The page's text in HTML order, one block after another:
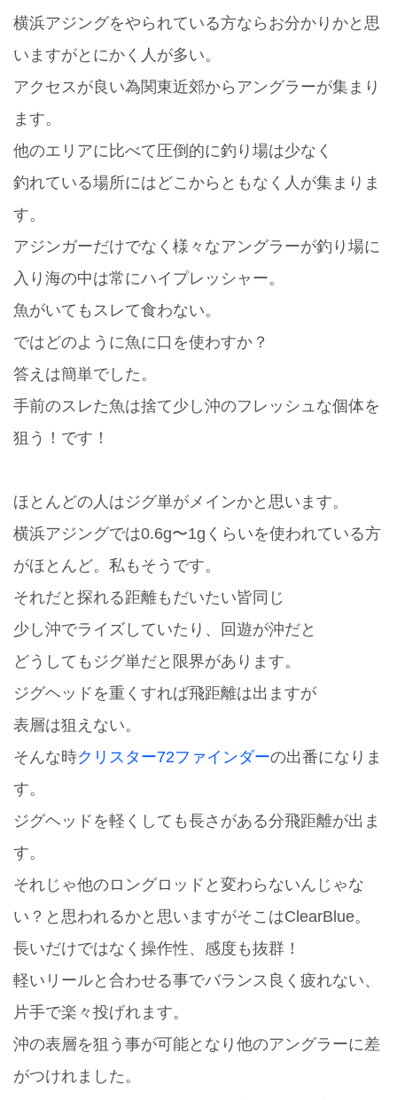
横浜アジングをやられている方ならお分かりかと思
いますがとにかく人が多い。
アクセスが良い為関東近郊からアングラーが集まり
ます。
他のエリアに比べて圧倒的に釣り場は少なく
釣れている場所にはどこからともなく人が集まりま
す。
アジンガーだけでなく様々なアングラーが釣り場に
入り海の中は常にハイプレッシャー。
魚がいてもスレて食わない。
ではどのように魚に口を使わすか？
答えは簡単でした。
手前のスレた魚は捨て少し沖のフレッシュな個体を
狙う！です！
ほとんどの人はジグ単がメインかと思います。
横浜アジングでは0.6g〜1gくらいを使われている方
がほとんど。私もそうです。
それだと探れる距離もだいたい皆同じ
少し沖でライズしていたり、回遊が沖だと
どうしてもジグ単だと限界があります。
ジグヘッドを重くすれば飛距離は出ますが
表層は狙えない。
そんな時クリスター72ファインダーの出番になりま
す。
ジグヘッドを軽くしても長さがある分飛距離が出ま
す。
それじゃ他のロングロッドと変わらないんじゃな
い？と思われるかと思いますがそこはClearBlue。
長いだけではなく操作性、感度も抜群！
軽いリールと合わせる事でバランス良く疲れない、
片手で楽々投げれます。
沖の表層を狙う事が可能となり他のアングラーに差
がつけれました。